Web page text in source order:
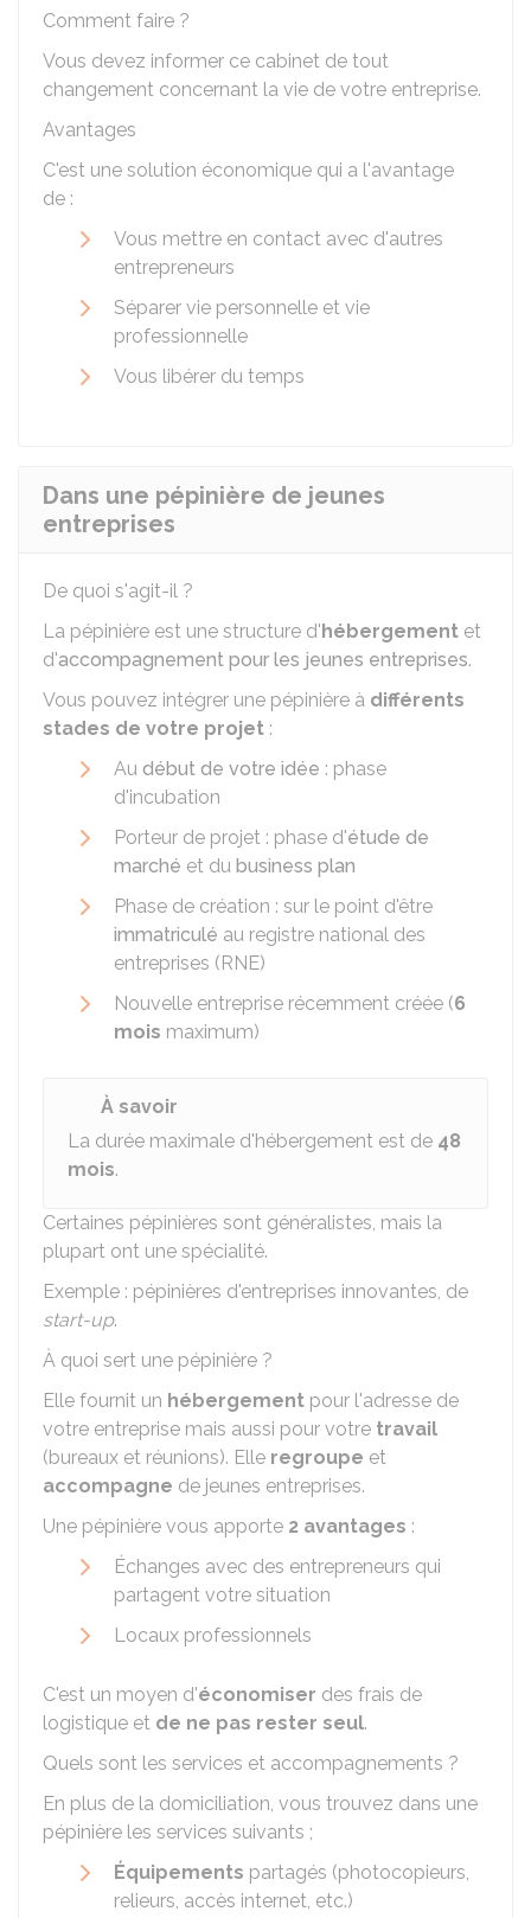
Comment faire ?
Vous devez informer ce cabinet de tout
changement concernant la vie de votre entreprise.
Avantages
C'est une solution économique qui a l'avantage
de :
Vous mettre en contact avec d'autres
entrepreneurs
Séparer vie personnelle et vie
professionnelle
Vous libérer du temps
Dans une pépinière de jeunes
entreprises
De quoi s'agit-il ?
La pépinière est une structure d'hébergement et
d'accompagnement pour les jeunes entreprises.
Vous pouvez intégrer une pépinière à différents
stades de votre projet :
Au début de votre idée : phase
d'incubation
Porteur de projet : phase d'étude de
marché et du business plan
Phase de création : sur le point d'être
immatriculé au registre national des
entreprises (RNE)
Nouvelle entreprise récemment créée (6
mois maximum)
À savoir
La durée maximale d'hébergement est de 48
mois.
Certaines pépinières sont généralistes, mais la
plupart ont une spécialité.
Exemple : pépinières d'entreprises innovantes, de
start-up.
À quoi sert une pépinière ?
Elle fournit un hébergement pour l'adresse de
votre entreprise mais aussi pour votre travail
(bureaux et réunions). Elle regroupe et
accompagne de jeunes entreprises.
Une pépinière vous apporte 2 avantages :
Échanges avec des entrepreneurs qui
partagent votre situation
Locaux professionnels
C'est un moyen d'économiser des frais de
logistique et de ne pas rester seul.
Quels sont les services et accompagnements ?
En plus de la domiciliation, vous trouvez dans une
pépinière les services suivants ;
Équipements partagés (photocopieurs,
relieurs, accès internet, etc.)